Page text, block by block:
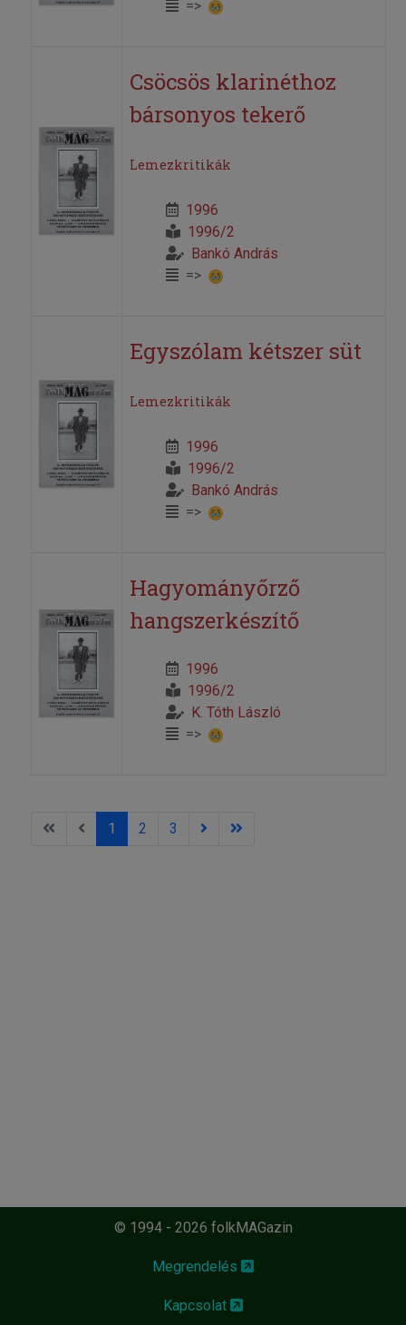
=>
Csöcsös klarinéthoz
bársonyos tekerő
Lemezkritikák
1996
1996/2
Bankó András
=>
Egyszólam kétszer süt
Lemezkritikák
1996
1996/2
Bankó András
=>
Hagyományőrző
hangszerkészítő
1996
1996/2
K. Tóth László
=>
1 2 3
© 1994 - 2026 folkMAGazin
Megrendelés
Kapcsolat